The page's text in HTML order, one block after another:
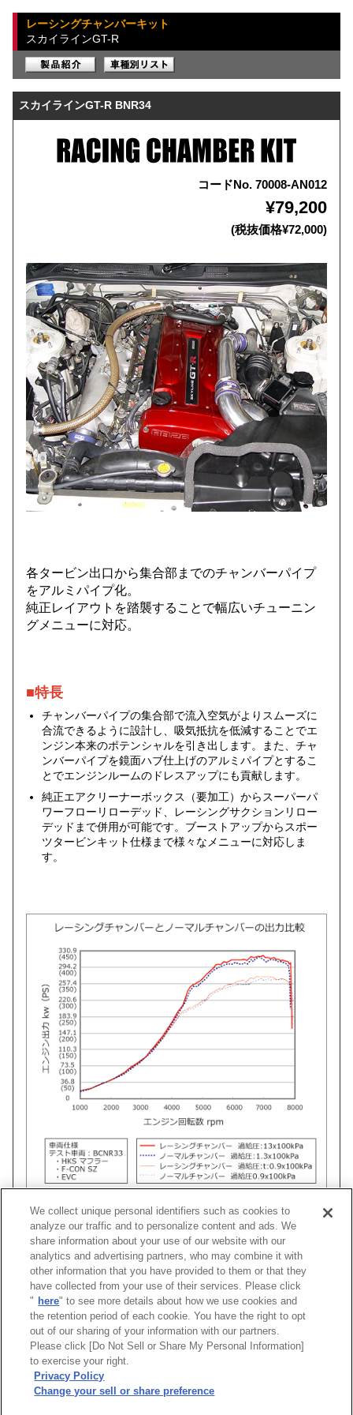
レーシングチャンバーキット
スカイラインGT-R
スカイラインGT-R BNR34
コードNo. 70008-AN012
¥79,200
(税抜価格¥72,000)
各タービン出口から集合部までのチャンバーパイプ
をアルミパイプ化。
純正レイアウトを踏襲することで幅広いチューニン
グメニューに対応。
■特長
チャンバーパイプの集合部で流入空気がよりスムーズに
合流できるように設計し、吸気抵抗を低減することでエ
ンジン本来のポテンシャルを引き出します。また、チャ
ンバーパイプを鏡面ハブ仕上げのアルミパイプとするこ
とでエンジンルームのドレスアップにも貢献します。
純正エアクリーナーボックス（要加工）からスーパーパ
ワーフローリローデッド、レーシングサクションリロー
デッドまで併用が可能です。ブーストアップからスポー
ツタービンキット仕様まで様々なメニューに対応しま
す。
車種 型式 エンジン 年式 コードNo.
スカイラインGT-R BNR34 RB26DETT 99/01 -02/08 70008-AN012
[ CLOSE]
We collect unique personal identifiers such as cookies to
analyze our traffic and to personalize content and ads. We
share information about your use of our website with our
analytics and advertising partners, who may combine it with
other information that you have provided to them or that they
have collected from your use of their services. Please click
" here" to see more details about how we use cookies and
the retention period of each cookie. You have the right to opt
out of our sharing of your information with our partners.
Please click [Do Not Sell or Share My Personal Information]
to exercise your right.
Privacy Policy
Change your sell or share preference